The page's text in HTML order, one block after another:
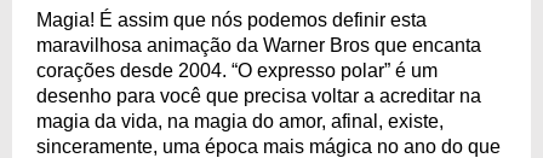
Magia! É assim que nós podemos definir esta
maravilhosa animação da Warner Bros que encanta
corações desde 2004. “O expresso polar” é um
desenho para você que precisa voltar a acreditar na
magia da vida, na magia do amor, afinal, existe,
sinceramente, uma época mais mágica no ano do que